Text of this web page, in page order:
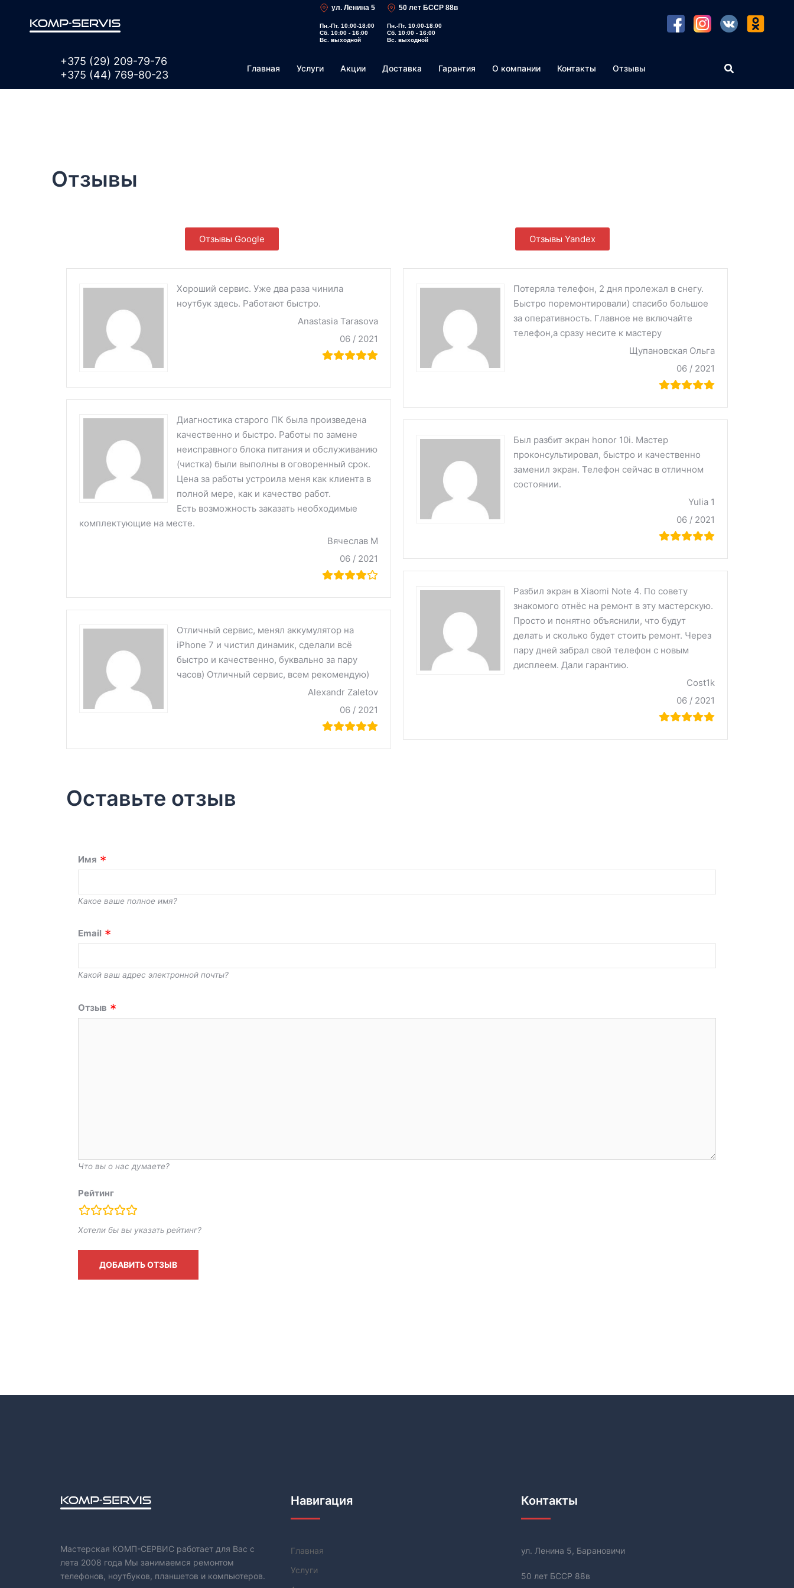
ул. Ленина 5
Пн.-Пт. 10:00-18:00
Сб. 10:00 - 16:00
Вс. выходной
50 лет БССР 88в
Пн.-Пт. 10:00-18:00
Сб. 10:00 - 16:00
Вс. выходной
+375 (29) 209-79-76
+375 (44) 769-80-23
Главная Услуги Акции Доставка Гарантия О компании Контакты Отзывы
Отзывы
Отзывы Google Отзывы Yandex
Хороший сервис. Уже два раза чинила
ноутбук здесь. Работают быстро.
Anastasia Tarasova
06 / 2021
Диагностика старого ПК была произведена
качественно и быстро. Работы по замене
неисправного блока питания и обслуживанию
(чистка) были выполны в оговоренный срок.
Цена за работы устроила меня как клиента в
полной мере, как и качество работ.
Есть возможность заказать необходимые
комплектующие на месте.
Вячеслав М
06 / 2021
Отличный сервис, менял аккумулятор на
iPhone 7 и чистил динамик, сделали всё
быстро и качественно, буквально за пару
часов) Отличный сервис, всем рекомендую)
Alexandr Zaletov
06 / 2021
Потеряла телефон, 2 дня пролежал в снегу.
Быстро поремонтировали) спасибо большое
за оперативность. Главное не включайте
телефон,а сразу несите к мастеру
Щупановская Ольга
06 / 2021
Был разбит экран honor 10i. Мастер
проконсультировал, быстро и качественно
заменил экран. Телефон сейчас в отличном
состоянии.
Yulia 1
06 / 2021
Разбил экран в Xiaomi Note 4. По совету
знакомого отнёс на ремонт в эту мастерскую.
Просто и понятно объяснили, что будут
делать и сколько будет стоить ремонт. Через
пару дней забрал свой телефон с новым
дисплеем. Дали гарантию.
Cost1k
06 / 2021
Оставьте отзыв
Имя
Какое ваше полное имя?
Email
Какой ваш адрес электронной почты?
Отзыв
Что вы о нас думаете?
Рейтинг
rating
fields
Хотели бы вы указать рейтинг?
Мастерская КОМП-СЕРВИС работает для Вас с
лета 2008 года Мы занимаемся ремонтом
телефонов, ноутбуков, планшетов и компьютеров.
Навигация
Главная
Услуги
Контакты
ул. Ленина 5, Барановичи
50 лет БССР 88в